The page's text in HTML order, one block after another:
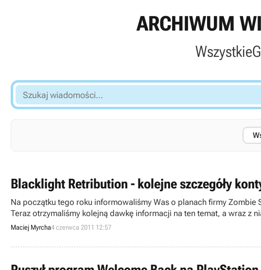
ARCHIWUM
Wszystkie
Szukaj
wiadomości...
Blacklight Retribution - kolejne szczegóły
Na początku tego roku informowaliśmy Was o planach firmy
Teraz otrzymaliśmy kolejną dawkę informacji na ten temat, a wraz z
swoim portfolio m.in. Torchlight.
Maciej Myrcha4 czerwca 2011 12:57